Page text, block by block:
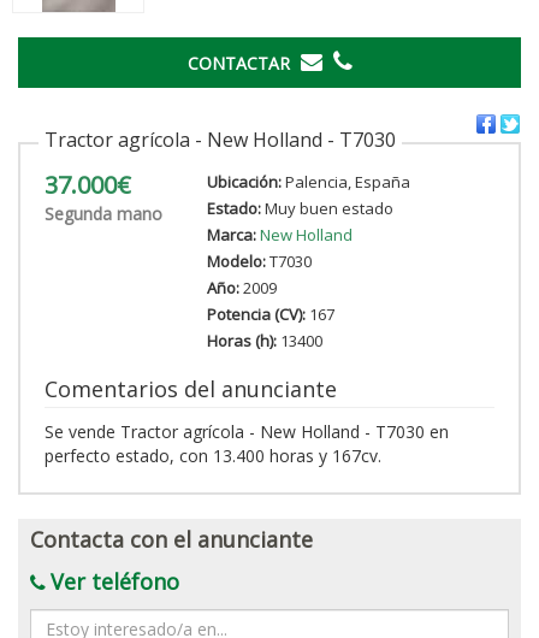
CONTACTAR
Tractor agrícola - New Holland - T7030
37.000€
Segunda mano
Ubicación:Palencia, España
Estado:Muy buen estado
Marca:New Holland
Modelo:T7030
Año:2009
Potencia (CV):167
Horas (h):13400
Comentarios del anunciante
Se vende Tractor agrícola - New Holland - T7030 en
perfecto estado, con 13.400 horas y 167cv.
Contacta con el anunciante
Ver teléfono
Mensaje